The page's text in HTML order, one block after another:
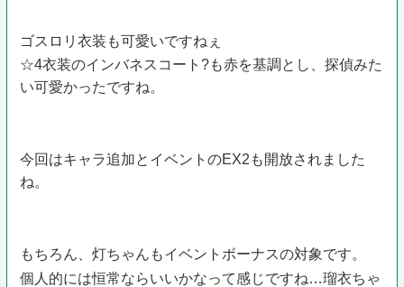
ゴスロリ衣装も可愛いですねぇ
☆4衣装のインバネスコート?も赤を基調とし、探偵みた
い可愛かったですね。
今回はキャラ追加とイベントのEX2も開放されました
ね。
もちろん、灯ちゃんもイベントボーナスの対象です。
個人的には恒常ならいいかなって感じですね…瑠衣ちゃ